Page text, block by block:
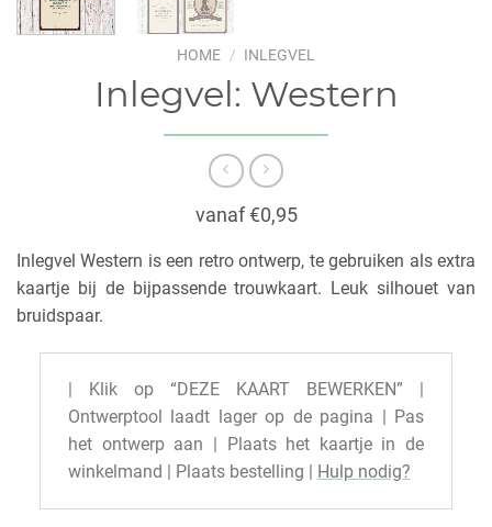
HOME / INLEGVEL
Inlegvel: Western
vanaf €0,95
Inlegvel Western is een retro ontwerp, te gebruiken als extra
kaartje bij de bijpassende trouwkaart. Leuk silhouet van
bruidspaar.
| Klik op “DEZE KAART BEWERKEN” |
Ontwerptool laadt lager op de pagina | Pas
het ontwerp aan | Plaats het kaartje in de
winkelmand | Plaats bestelling |
Hulp nodig?